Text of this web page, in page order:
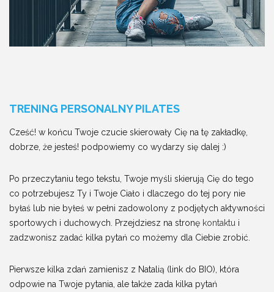
TRENING PERSONALNY PILATES
Cześć! w końcu Twoje czucie skierowały Cię na tę zakładkę,
dobrze, że jesteś! podpowiemy co wydarzy się dalej :)
Po przeczytaniu tego tekstu, Twoje myśli skierują Cię do tego
co potrzebujesz Ty i Twoje Ciało i dlaczego do tej pory nie
byłaś lub nie byłeś w pełni zadowolony z podjętych aktywności
sportowych i duchowych. Przejdziesz na stronę kontaktu i
zadzwonisz zadać kilka pytań co możemy dla Ciebie zrobić.
Pierwsze kilka zdań zamienisz z Natalią (link do BIO), która
odpowie na Twoje pytania, ale także zada kilka pytań